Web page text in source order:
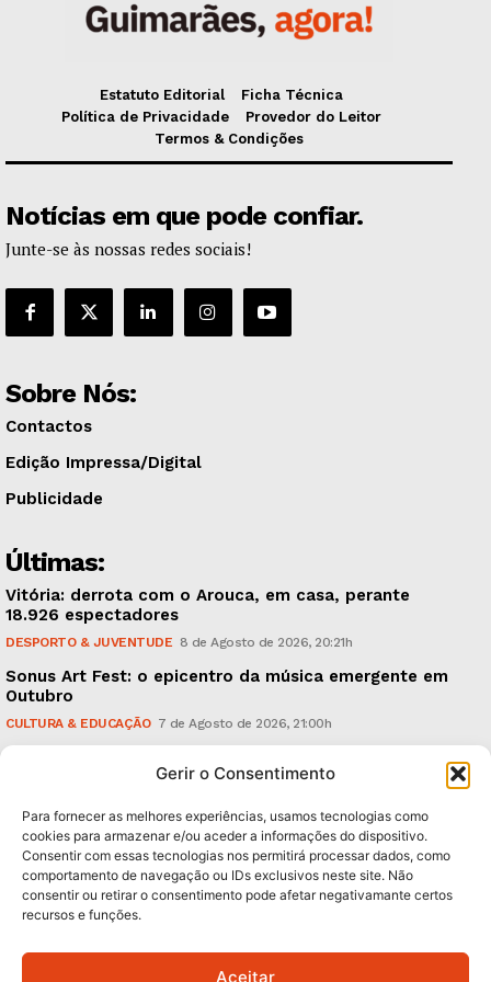
Gerir o Consentimento
Para fornecer as melhores experiências, usamos tecnologias como
cookies para armazenar e/ou aceder a informações do dispositivo.
Consentir com essas tecnologias nos permitirá processar dados, como
comportamento de navegação ou IDs exclusivos neste site. Não
consentir ou retirar o consentimento pode afetar negativamante certos
recursos e funções.
Aceitar
Estatuto Editorial
Ficha Técnica
Política de Privacidade
Provedor do Leitor
Termos & Condições
Notícias em que pode confiar.
Junte-se às nossas redes sociais!
Sobre Nós:
Contactos
Edição Impressa/Digital
Publicidade
Últimas:
Vitória: derrota com o Arouca, em casa, perante
18.926 espectadores
DESPORTO & JUVENTUDE 8 de Agosto de 2026, 20:21h
Sonus Art Fest: o epicentro da música emergente em
Outubro
CULTURA & EDUCAÇÃO 7 de Agosto de 2026, 21:00h
Subscreva Newsletter: